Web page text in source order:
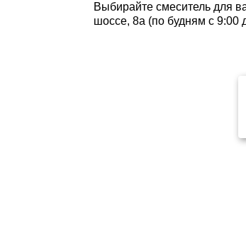
Выбирайте смеситель для
шоссе, 8а (по будням с 9:00